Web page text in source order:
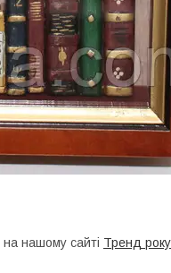
на нашому сайті Тренд року